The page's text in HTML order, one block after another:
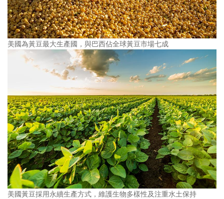
美國為黃豆最大生產國，與巴西佔全球黃豆市場七成
美國黃豆採用永續生產方式，維護生物多樣性及注重水土保持